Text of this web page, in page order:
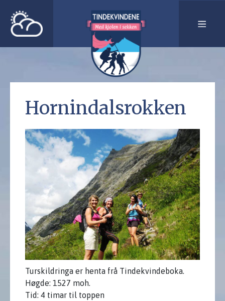
Hornindalsrokken
Turskildringa er henta frå Tindekvindeboka.
Høgde: 1527 moh.
Tid: 4 timar til toppen